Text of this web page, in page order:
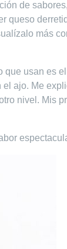
de
queso
más
que usan es
ajo. Me
nivel. Mis